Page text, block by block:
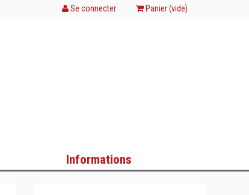
Se connecter Panier (vide)
Informations